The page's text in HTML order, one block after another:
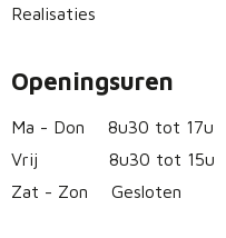
Realisaties
Openingsuren
Ma - Don
8u30 tot 17u
Vrij
8u30 tot 15u
Zat - Zon
Gesloten